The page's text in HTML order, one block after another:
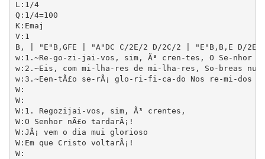
L:1/4
Q:1/4=100
K:Emaj
V:1
B, | "E"B,GFE | "A"DC C/2E/2 D/2C/2 | "E"B,B,E D/
w:1.~Re-go-zi-jai-vos, sim, Ã³ cren-tes, O Se-
w:2.~Eis, com mi-lha-res de mi-lha-res, So-breas
w:3.~Een-tÃ£o se-rÃ¡ glo-ri-fi-ca-do Nos re-mi-dos
W:
W:
W:1. Regozijai-vos, sim, Ã³ crentes,
W:O Senhor nÃ£o tardarÃ¡!
W:JÃ¡ vem o dia mui glorioso
W:Em que Cristo voltarÃ¡!
W: